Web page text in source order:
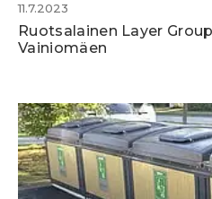
11.7.2023
Ruotsalainen Layer
Vainiomäen